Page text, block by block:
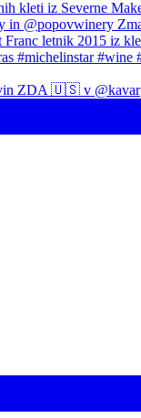
vin ZDA 🇺🇸 v @kavar